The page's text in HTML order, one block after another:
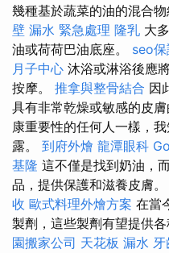
幾種基於蔬菜的油的混合物
壁 漏水 緊急處理 隆乳 大
油或荷荷巴油底座。 seo
月子中心 沐浴或淋浴後應
按摩。 推拿與整骨結合 因
具有非常乾燥或敏感的皮
康重要性的任何人一樣，
露。 到府外燴 龍潭眼科
基隆 這不僅是找到奶油，
品，提供保護和滋養皮膚。
收 歐式料理外燴方案 在當
製劑，這些製劑有望提供各
園搬家公司 天花板 漏水 牙